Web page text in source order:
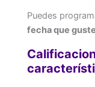
Puedes
fecha que